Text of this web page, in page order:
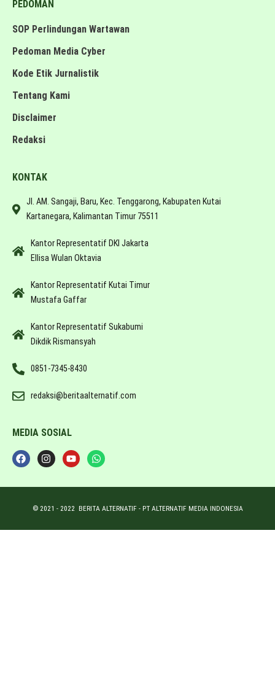
PEDOMAN
SOP Perlindungan Wartawan
Pedoman Media Cyber
Kode Etik Jurnalistik
Tentang Kami
Disclaimer
Redaksi
KONTAK
Jl. AM. Sangaji, Baru, Kec. Tenggarong, Kabupaten Kutai
Kartanegara, Kalimantan Timur 75511
Kantor Representatif DKI Jakarta
Ellisa Wulan Oktavia
Kantor Representatif Kutai Timur
Mustafa Gaffar
Kantor Representatif Sukabumi
Dikdik Rismansyah
0851-7345-8430
redaksi@beritaalternatif.com
MEDIA SOSIAL
© 2021 - 2022 BERITA ALTERNATIF - PT ALTERNATIF MEDIA INDONESIA